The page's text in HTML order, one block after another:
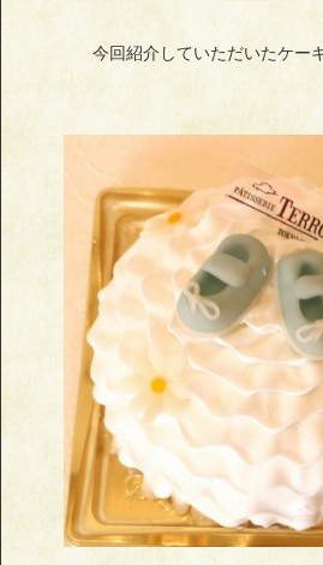
今回紹介していただいたケー